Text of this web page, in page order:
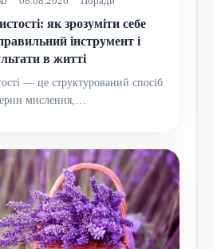
як зрозуміти себе
інструмент і
в житті
— це структурований спосіб
мислення,…